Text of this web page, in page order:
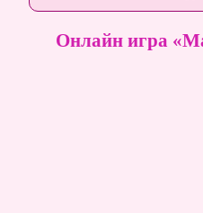
Онлайн игра